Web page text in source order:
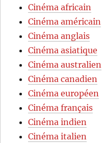
Cinéma africain
Cinéma américain
Cinéma anglais
Cinéma asiatique
Cinéma australien
Cinéma canadien
Cinéma européen
Cinéma français
Cinéma indien
Cinéma italien